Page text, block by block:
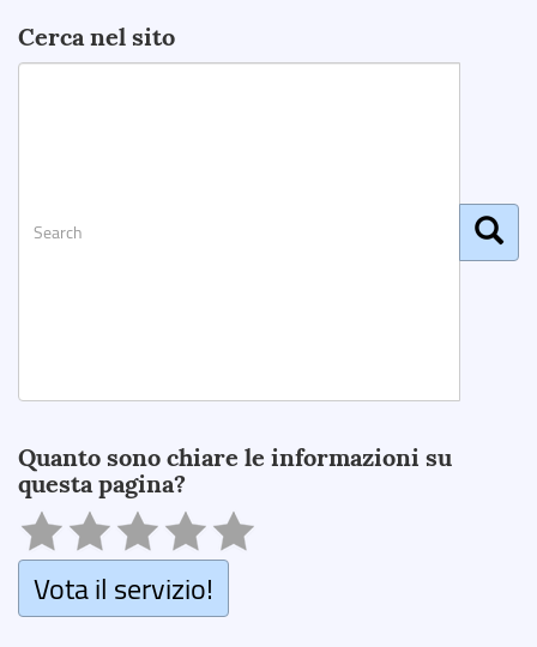
Cerca nel sito
Quanto sono chiare le informazioni su
questa pagina?
Vota il servizio!